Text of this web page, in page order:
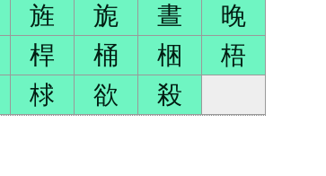
旌 旎 晝 晚
桿 桶 梱 梧
梂 欲 殺